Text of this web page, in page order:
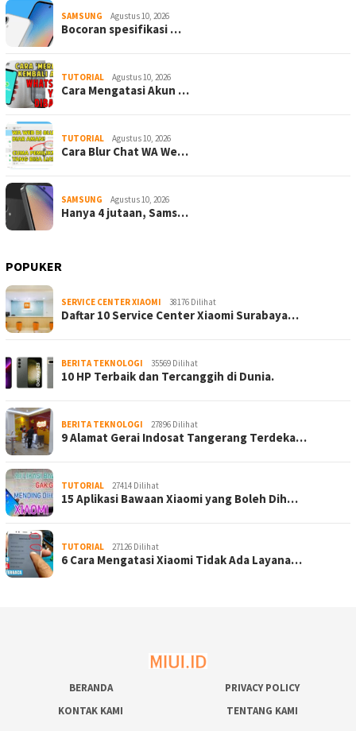
SAMSUNG Agustus 10, 2026
Bocoran spesifikasi …
TUTORIAL Agustus 10, 2026
Cara Mengatasi Akun …
TUTORIAL Agustus 10, 2026
Cara Blur Chat WA We…
SAMSUNG Agustus 10, 2026
Hanya 4 jutaan, Sams…
POPUKER
SERVICE CENTER XIAOMI 38176 Dilihat
Daftar 10 Service Center Xiaomi Surabaya…
BERITA TEKNOLOGI 35569 Dilihat
10 HP Terbaik dan Tercanggih di Dunia.
BERITA TEKNOLOGI 27896 Dilihat
9 Alamat Gerai Indosat Tangerang Terdeka…
TUTORIAL 27414 Dilihat
15 Aplikasi Bawaan Xiaomi yang Boleh Dih…
TUTORIAL 27126 Dilihat
6 Cara Mengatasi Xiaomi Tidak Ada Layana…
BERANDA
PRIVACY POLICY
KONTAK KAMI
TENTANG KAMI